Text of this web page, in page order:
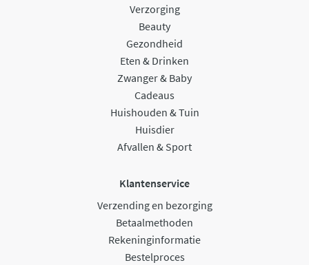
Verzorging
Beauty
Gezondheid
Eten & Drinken
Zwanger & Baby
Cadeaus
Huishouden & Tuin
Huisdier
Afvallen & Sport
Klantenservice
Verzending en bezorging
Betaalmethoden
Rekeninginformatie
Bestelproces